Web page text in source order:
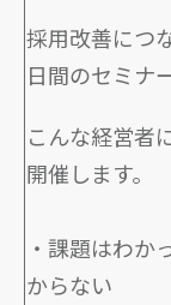
採用改善につ
日間のセミナ
こんな経営者
開催します。
・課題はわか
からない